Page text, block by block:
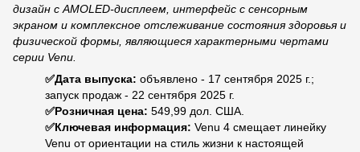
дизайн с AMOLED-дисплеем, интерфейс с сенсорным
экраном и комплексное отслеживание состояния здоровья и
физической формы, являющиеся характерными чертами
серии Venu.
✅Дата выпуска: объявлено - 17 сентября 2025 г.;
запуск продаж - 22 сентября 2025 г.
✅Розничная цена: 549,99 дол. США.
✅Ключевая информация: Venu 4 смещает линейку
Venu от ориентации на стиль жизни к настоящей